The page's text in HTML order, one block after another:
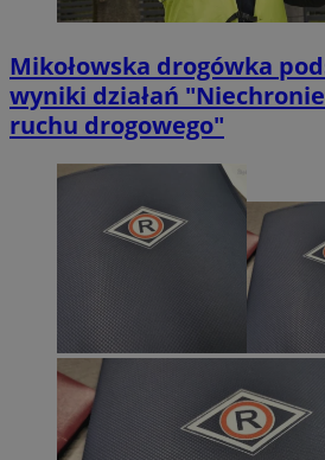
Mikołowska drogówka
wyniki działań
ruchu drogowego"